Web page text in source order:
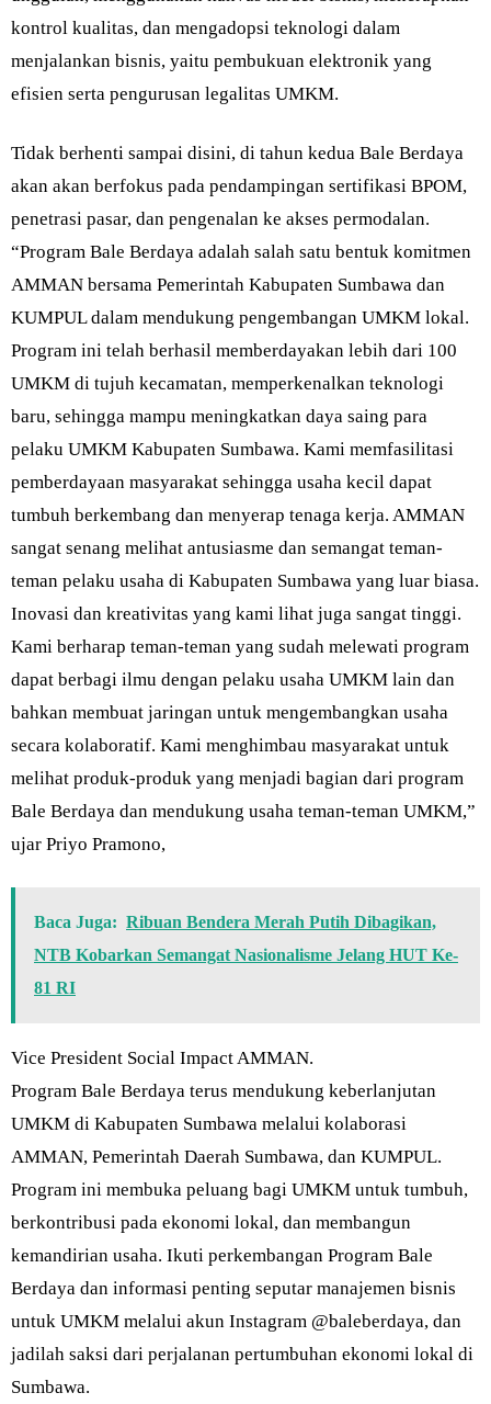
kontrol kualitas, dan mengadopsi teknologi dalam
menjalankan bisnis, yaitu pembukuan elektronik yang
efisien serta pengurusan legalitas UMKM.
Tidak berhenti sampai disini, di tahun kedua Bale Berdaya
akan akan berfokus pada pendampingan sertifikasi BPOM,
penetrasi pasar, dan pengenalan ke akses permodalan.
“Program Bale Berdaya adalah salah satu bentuk komitmen
AMMAN bersama Pemerintah Kabupaten Sumbawa dan
KUMPUL dalam mendukung pengembangan UMKM lokal.
Program ini telah berhasil memberdayakan lebih dari 100
UMKM di tujuh kecamatan, memperkenalkan teknologi
baru, sehingga mampu meningkatkan daya saing para
pelaku UMKM Kabupaten Sumbawa. Kami memfasilitasi
pemberdayaan masyarakat sehingga usaha kecil dapat
tumbuh berkembang dan menyerap tenaga kerja. AMMAN
sangat senang melihat antusiasme dan semangat teman-
teman pelaku usaha di Kabupaten Sumbawa yang luar biasa.
Inovasi dan kreativitas yang kami lihat juga sangat tinggi.
Kami berharap teman-teman yang sudah melewati program
dapat berbagi ilmu dengan pelaku usaha UMKM lain dan
bahkan membuat jaringan untuk mengembangkan usaha
secara kolaboratif. Kami menghimbau masyarakat untuk
melihat produk-produk yang menjadi bagian dari program
Bale Berdaya dan mendukung usaha teman-teman UMKM,”
ujar Priyo Pramono,
Baca Juga: Ribuan Bendera Merah Putih Dibagikan,
NTB Kobarkan Semangat Nasionalisme Jelang HUT Ke-
81 RI
Vice President Social Impact AMMAN.
Program Bale Berdaya terus mendukung keberlanjutan
UMKM di Kabupaten Sumbawa melalui kolaborasi
AMMAN, Pemerintah Daerah Sumbawa, dan KUMPUL.
Program ini membuka peluang bagi UMKM untuk tumbuh,
berkontribusi pada ekonomi lokal, dan membangun
kemandirian usaha. Ikuti perkembangan Program Bale
Berdaya dan informasi penting seputar manajemen bisnis
untuk UMKM melalui akun Instagram @baleberdaya, dan
jadilah saksi dari perjalanan pertumbuhan ekonomi lokal di
Sumbawa.